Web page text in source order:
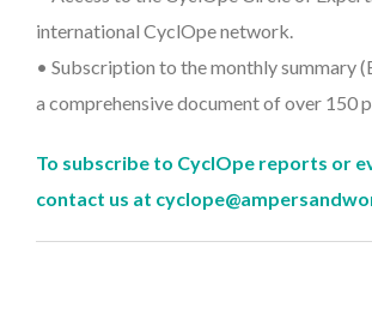
international CyclOpe network.
• Subscription to the monthly summary
a comprehensive document of over 150
To subscribe to CyclOpe reports or
contact us at